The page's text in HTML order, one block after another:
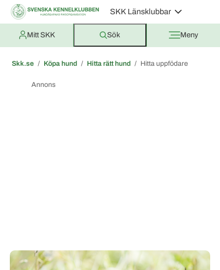
SKK Länsklubbar
Mitt SKK Sök Meny
Skk.se Köpa hund Hitta rätt hund Hitta uppfödare
Annons